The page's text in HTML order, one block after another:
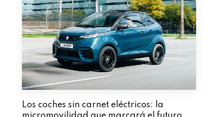
Los coches sin carnet eléctricos: la